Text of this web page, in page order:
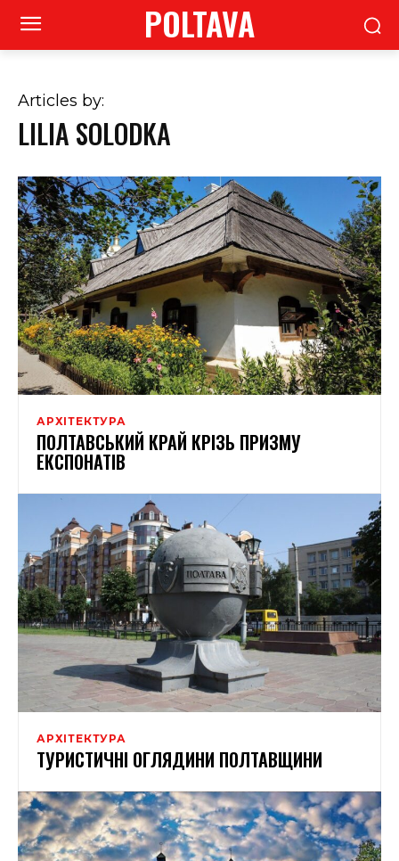
POLTAVA
Articles by:
LILIA SOLODKA
АРХІТЕКТУРА
ПОЛТАВСЬКИЙ КРАЙ КРІЗЬ ПРИЗМУ
ЕКСПОНАТІВ
АРХІТЕКТУРА
ТУРИСТИЧНІ ОГЛЯДИНИ ПОЛТАВЩИНИ